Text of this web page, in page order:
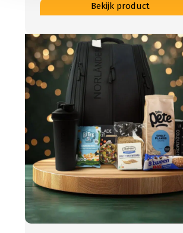
meerdere
variaties.
Deze
optie
kan
gekozen
worden
op
de
productpagina
Bekijk product